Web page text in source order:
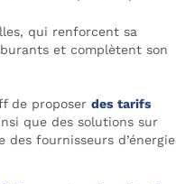
qui renforcent sa
et complètent son
de proposer des tarifs
que des solutions sur
des fournisseurs d’énergie